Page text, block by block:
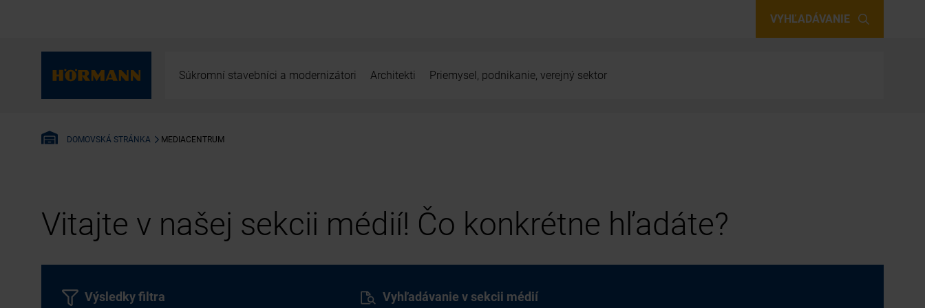
VYHĽADÁVANIE
Súkromní stavebníci a modernizátori Architekti Priemysel, podnikanie, verejný sektor
DOMOVSKÁ STRÁNKA MEDIACENTRUM
Vitajte v našej sekcii médií! Čo konkrétne hľadáte?
Vyhľadávanie v sekcii médií
Výsledky filtra